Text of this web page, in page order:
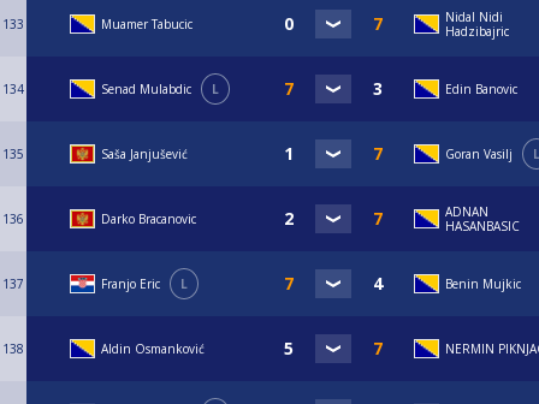
133 Muamer Tabucic
Nidal Nidi
Hadzibajric
134 Senad Mulabdic L Edin Banovic
135 Saša Janjušević Goran Vasilj L
136 Darko Bracanovic
ADNAN
HASANBASIC
137 Franjo Eric L Benin Mujkic
138 Aldin Osmanković NERMIN